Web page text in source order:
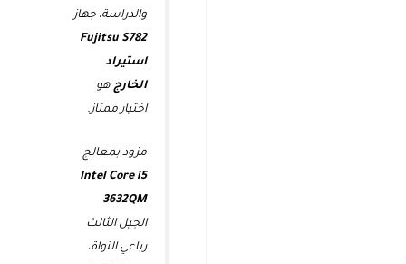
والدراسة، جهاز
Fujitsu S782
استيراد
الخارج هو
اختيار ممتاز.
مزود بمعالج
Intel Core i5
3632QM
الجيل الثالث
رباعي النواة،